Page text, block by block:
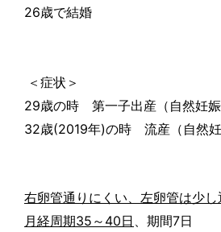
26歳で結婚
＜症状＞
29歳の時 第一子出産（自然妊娠
32歳(2019年)の時 流産（自然妊
右卵管通りにくい、 左卵管は少
月経周期35 ～ 40日 、期間7日